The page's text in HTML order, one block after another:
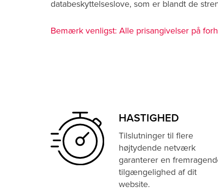
databeskyttelseslove, som er blandt de
Bemærk venligst: Alle prisangivelser på
HASTIGHED
Tilslutninger til flere
højtydende netværk
garanterer en
tilgængelighed af dit
website.